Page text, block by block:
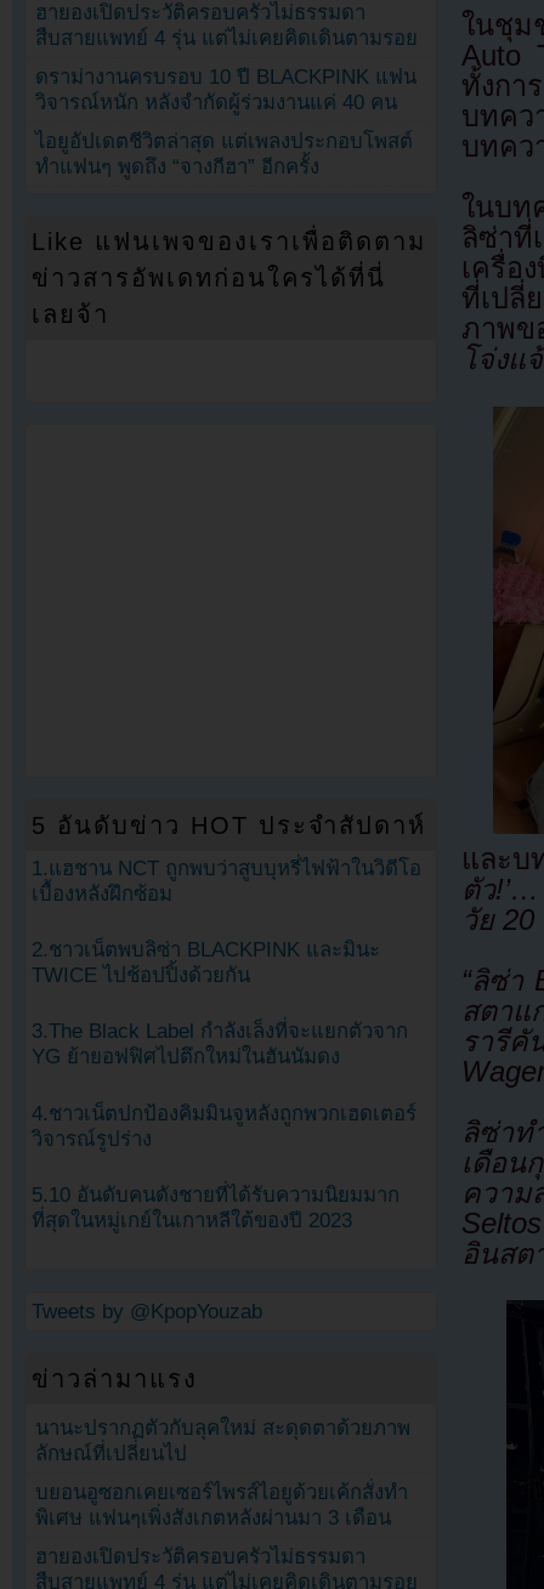
ในชุม
Auto
ทั้งกา
บทคว
บทคว
ในบท
ลิซ่าที่
เครื่อ
ที่เปลี่
ภาพข
โจ่งแ
และ
ตัว
วัย
“ลิซ่า
สตาแ
รารี
ลิซ่าท
เดือน
ความ
อินสต
ฮายองเปิดประวัติครอบครัวไม่ธรรมดา
สืบสายแพทย์ 4 รุ่น แต่ไม่เคยคิดเดินตามรอย
ดราม่างานครบรอบ 10 ปี BLACKPINK แฟน
วิจารณ์หนัก หลังจำกัดผู้ร่วมงานแค่ 40 คน
ไอยูอัปเดตชีวิตล่าสุด แต่เพลงประกอบโพสต์
ทำแฟนๆ พูดถึง “จางกีฮา” อีกครั้ง
Like แฟนเพจของเราเพื่อติดตาม
ข่าวสารอัพเดทก่อนใครได้ที่นี่
เลยจ้า
5 อันดับข่าว HOT ประจำสัปดาห์
1.แฮชาน NCT ถูกพบว่าสูบบุหรี่ไฟฟ้าในวิดีโอ
เบื้องหลังฝึกซ้อม
2.ชาวเน็ตพบลิซ่า BLACKPINK และมินะ
TWICE ไปช้อปปิ้งด้วยกัน
3.The Black Label กำลังเล็งที่จะแยกตัวจาก
YG ย้ายอฟฟิศไปตึกใหม่ในฮันนัมดง
4.ชาวเน็ตปกป้องคิมมินจูหลังถูกพวกเฮดเตอร์
วิจารณ์รูปร่าง
5.10 อันดับคนดังชายที่ได้รับความนิยมมาก
ที่สุดในหมู่เกย์ในเกาหลีใต้ของปี 2023
Tweets by @KpopYouzab
ข่าวล่ามาแรง
นานะปรากฏตัวกับลุคใหม่ สะดุดตาด้วยภาพ
ลักษณ์ที่เปลี่ยนไป
บยอนอูซอกเคยเซอร์ไพรส์ไอยูด้วยเค้กสั่งทำ
พิเศษ แฟนๆเพิ่งสังเกตหลังผ่านมา 3 เดือน
ฮายองเปิดประวัติครอบครัวไม่ธรรมดา
สืบสายแพทย์ 4 รุ่น แต่ไม่เคยคิดเดินตามรอย